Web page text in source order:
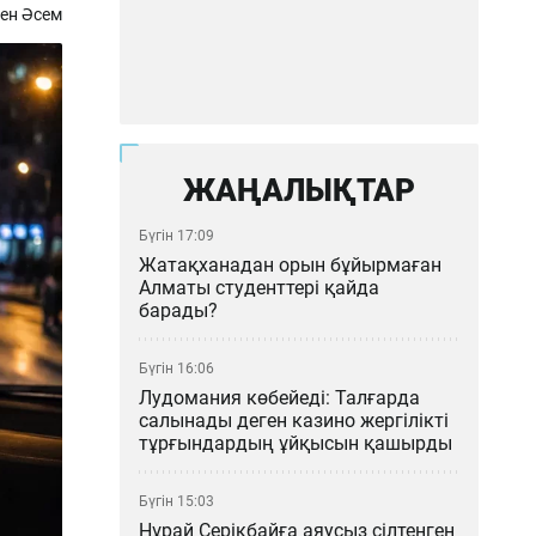
Әсем
ЖАҢАЛЫҚТАР
Бүгін 17:09
Жатақханадан орын бұйырмаған
Алматы студенттері қайда
барады?
Бүгін 16:06
Лудомания көбейеді: Талғарда
салынады деген казино жергілікті
тұрғындардың ұйқысын қашырды
Бүгін 15:03
Нұрай Серікбайға аяусыз сілтенген